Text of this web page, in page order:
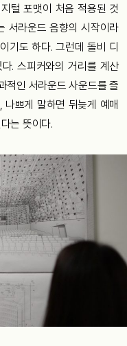
털 포맷이 처음 적용된 것
서라운드 음향의 시작이라
기도 하다.그런데 돌비 디
다.스피커와의 거리를 계산
적인 서라운드 사운드를 즐
, 나쁘게 말하면 뒤늦게 예매
는 뜻이다.